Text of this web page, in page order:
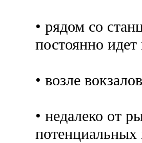
• рядом со
постоянно
• возле
• недалеко от
потенциальных